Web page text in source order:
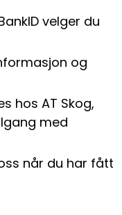
velger du
og
hos AT Skog,
med
når du har fått